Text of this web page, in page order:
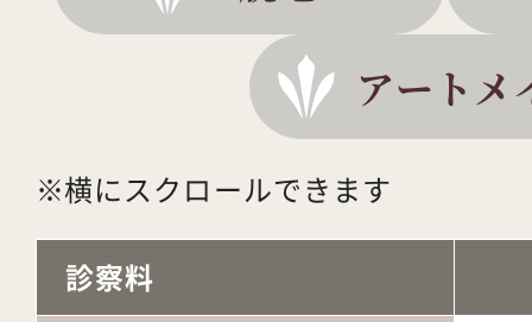
横にスクロールできます
診察料
アートメ